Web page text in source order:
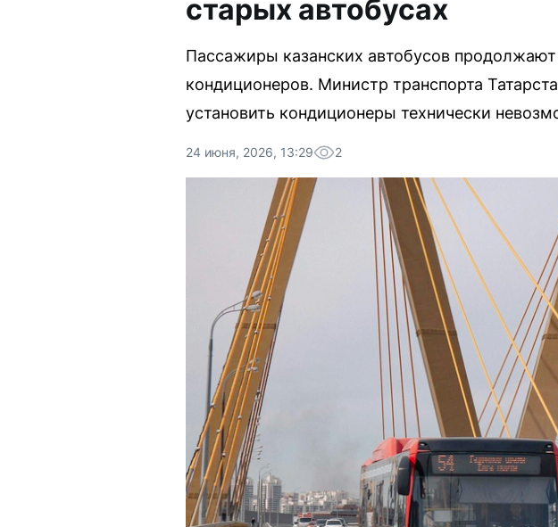
старых автобусах
Пассажиры казанских автобусов
кондиционеров. Министр транспорта
установить кондиционеры технически
24 июня, 2026, 13:29 2